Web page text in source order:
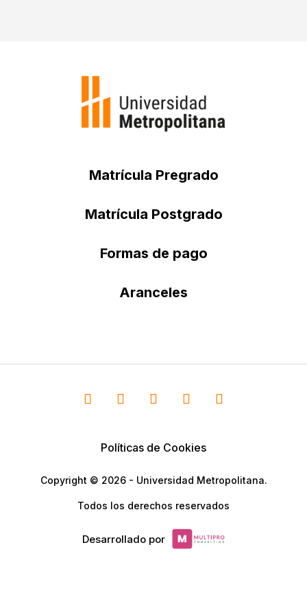
Matrícula Pregrado
Matrícula Postgrado
Formas de pago
Aranceles
Políticas de Cookies
Copyright © 2026 - Universidad Metropolitana.
Todos los derechos reservados
Desarrollado por